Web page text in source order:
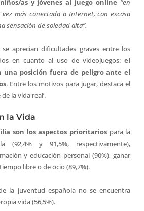
as y jóvenes al juego online “en
más conectada a Internet, con escasa
sensación de soledad alta”.
aprecian dificultades graves entre los
en cuanto al uso de videojuegos:el
una posición fuera de peligro ante el
. Entre los motivos para jugar, destaca el
la vida real’.
la Vida
son los aspectos prioritariospara la
(92,4% y 91,5%, respectivamente),
y educación personal (90%), ganar
libre o de ocio (89,7%).
la juventud española no se encuentra
vida (56,5%).